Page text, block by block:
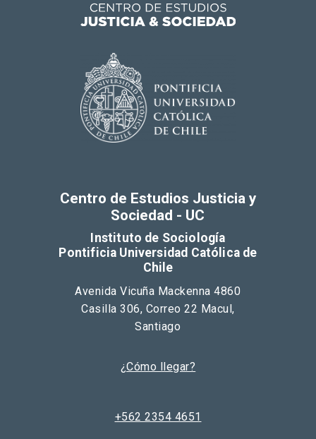
Centro de Estudios Justicia y
Sociedad - UC
Instituto de Sociología
Pontificia Universidad Católica de
Chile
Avenida Vicuña Mackenna 4860
Casilla 306, Correo 22 Macul,
Santiago
¿Cómo llegar?
+562 2354 4651